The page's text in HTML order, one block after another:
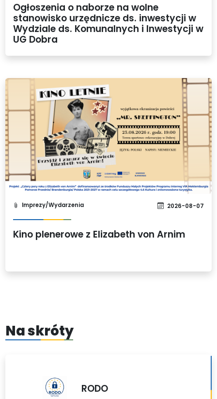
Ogłoszenia o naborze na wolne
stanowisko urzędnicze ds. inwestycji w
Wydziale ds. Komunalnych i Inwestycji w
UG Dobra
Imprezy/Wydarzenia 2026-08-07
Kino plenerowe z Elizabeth von Arnim
Na skróty
RODO